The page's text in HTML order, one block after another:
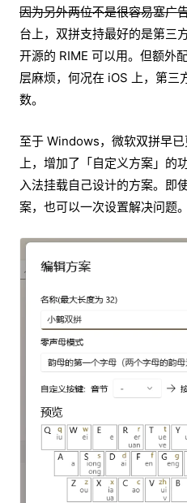
因为另外两位不是很容易塞广
台上，双拼支持最好的是第三
开源的 RIME 可以用。但额外
层麻烦，何况在 iOS 上，第三
数。
至于 Windows，微软双拼早
上，增加了「自定义方案」的
入法挂载自己设计的方案。即
案，也可以一次设置解决问题。